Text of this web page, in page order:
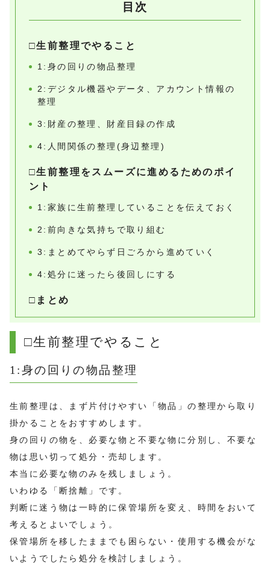
目次
□生前整理でやること
1:身の回りの物品整理
2:デジタル機器やデータ、アカウント情報の
整理
3:財産の整理、財産目録の作成
4:人間関係の整理(身辺整理)
□生前整理をスムーズに進めるためのポイ
ント
1:家族に生前整理していることを伝えておく
2:前向きな気持ちで取り組む
3:まとめてやらず日ごろから進めていく
4:処分に迷ったら後回しにする
□まとめ
□生前整理でやること
1:身の回りの物品整理
生前整理は、まず片付けやすい「物品」の整理から取り
掛かることをおすすめします。
身の回りの物を、必要な物と不要な物に分別し、不要な
物は思い切って処分・売却します。
本当に必要な物のみを残しましょう。
いわゆる「断捨離」です。
判断に迷う物は一時的に保管場所を変え、時間をおいて
考えるとよいでしょう。
保管場所を移したままでも困らない・使用する機会がな
いようでしたら処分を検討しましょう。